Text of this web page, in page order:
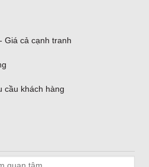
Giá cả cạnh tranh
cầu khách hàng